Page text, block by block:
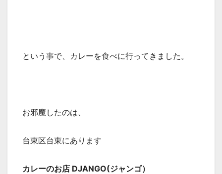
という事で、カレーを食べに行ってきました。
お邪魔したのは、
台東区台東にあります
カレーのお店 DJANGO(ジャンゴ）